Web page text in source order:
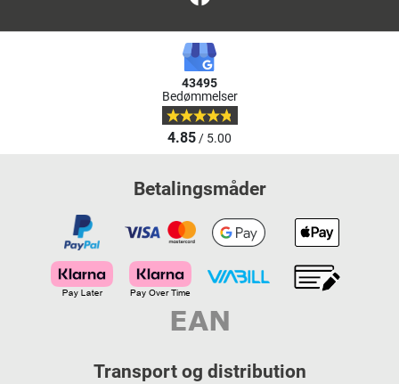
43495
Bedømmelser
4.85/ 5.00
Betalingsmåder
Transport og distribution